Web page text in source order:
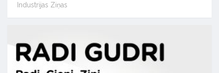
Industrijas Ziņas